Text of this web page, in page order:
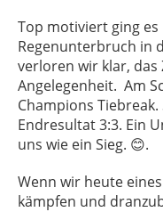
Top motiviert ging
Regenunterbruch in
verloren wir klar, das
Angelegenheit. Am
Champions Tiebreak.
Endresultat 3:3. Ein
uns wie ein Sieg. 😊.
Wenn wir heute
kämpfen und